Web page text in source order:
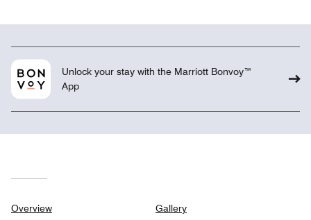
Unlock your stay with the Marriott Bonvoy™
App
Overview Gallery